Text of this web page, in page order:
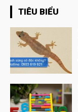
TIÊU BIỂU